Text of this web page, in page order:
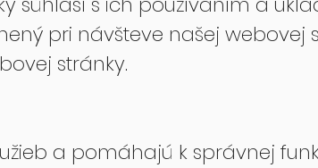
pri návšteve našej webovej
stránky.
a pomáhajú k správnej